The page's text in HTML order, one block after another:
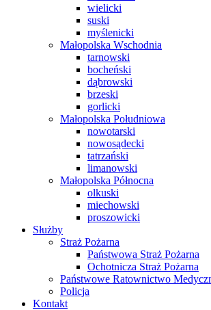
wielicki
suski
myślenicki
Małopolska Wschodnia
tarnowski
bocheński
dąbrowski
brzeski
gorlicki
Małopolska Południowa
nowotarski
nowosądecki
tatrzański
limanowski
Małopolska Północna
olkuski
miechowski
proszowicki
Służby
Straż Pożarna
Państwowa Straż Pożarna
Ochotnicza Straż Pożarna
Państwowe Ratownictwo
Policja
Kontakt